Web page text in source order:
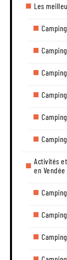
Les
Activités
en Vendée